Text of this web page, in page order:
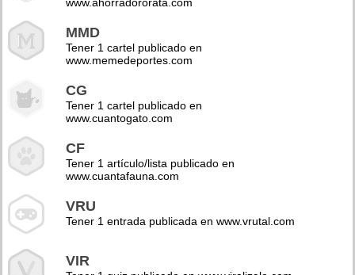
MMD
Tener 1 cartel publicado en
www.memedeportes.com
CG
Tener 1 cartel publicado en
www.cuantogato.com
CF
Tener 1 artículo/lista publicado en
www.cuantafauna.com
VRU
Tener 1 entrada publicada en www.vrutal.com
VIR